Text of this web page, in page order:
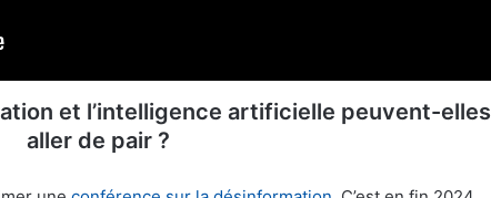
et l’intelligence artificielle peuvent-elles
aller de pair ?